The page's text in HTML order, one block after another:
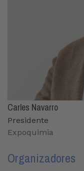
Carles Navarro
Presidente
Expoquimia
Organizadores